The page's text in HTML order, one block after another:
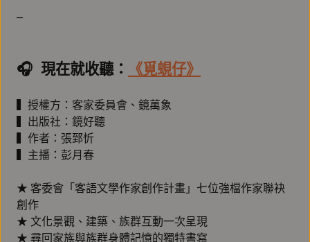
–
🎧️ 現在就收聽： 《覓蜆仔》
▍授權方：客家委員會、鏡萬象
▍出版社：鏡好聽
▍作者：張郅忻
▍主播：彭月春
★ 客委會「客語文學作家創作計畫」七位強檔作家聯袂
創作
★ 文化景觀、建築、族群互動一次呈現
★ 尋回家族與族群身體記憶的獨特書寫